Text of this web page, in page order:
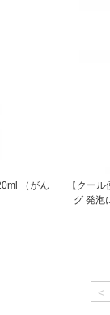
（がん
【クー
グ 発泡
<